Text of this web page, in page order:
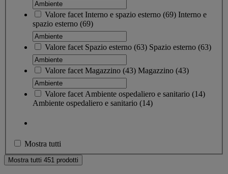
Valore facet Interno e spazio esterno (69) Interno e
spazio esterno (69)
Valore facet Spazio esterno (63) Spazio esterno (63)
Valore facet Magazzino (43) Magazzino (43)
Valore facet Ambiente ospedaliero e sanitario (14)
Ambiente ospedaliero e sanitario (14)
Mostra tutti
Mostra tutti 451 prodotti